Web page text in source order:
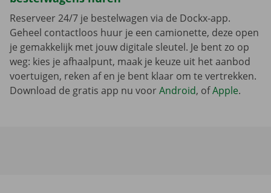
Reserveer 24/7 je bestelwagen via de Dockx-app.
Geheel contactloos huur je een camionette, deze open
je gemakkelijk met jouw digitale sleutel. Je bent zo op
weg: kies je afhaalpunt, maak je keuze uit het aanbod
voertuigen, reken af en je bent klaar om te vertrekken.
Download de gratis app nu voorAndroid, ofApple.